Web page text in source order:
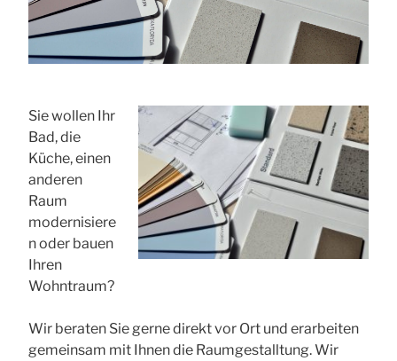
Sie wollen Ihr
Bad, die
Küche, einen
anderen
Raum
modernisiere
n oder bauen
Ihren
Wohntraum?
Wir beraten Sie gerne direkt vor Ort und erarbeiten
gemeinsam mit Ihnen die Raumgestalltung. Wir